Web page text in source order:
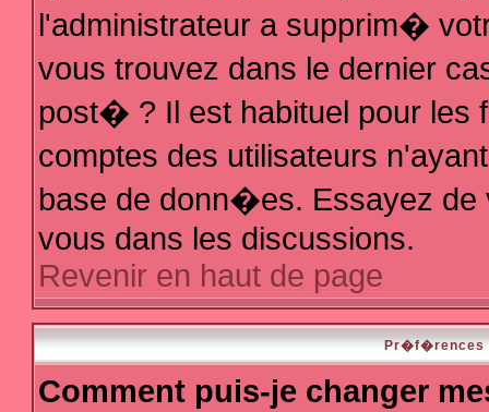
l'administrateur a supprim�
vous trouvez dans le dernier
post� ? Il est habituel pour les
comptes des utilisateurs
base de donn�es. Essayez de
vous dans les discussions.
Revenir en haut de page
Pr�f�rences
Comment puis-je changer